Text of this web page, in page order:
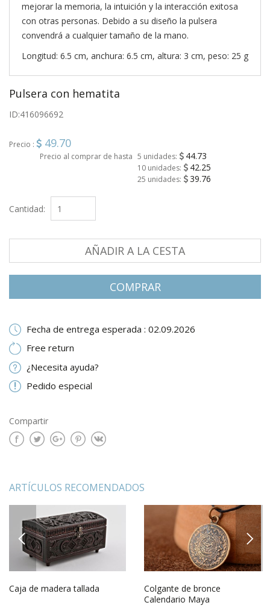
mejorar la memoria, la intuición y la interacción exitosa
con otras personas. Debido a su diseño la pulsera
convendrá a cualquier tamaño de la mano.
Longitud: 6.5 cm, anchura: 6.5 cm, altura: 3 cm, peso: 25 g
Pulsera con hematita
ID:416096692
Precio : 49.70
Precio al comprar de hasta 5 unidades: 44.73
10 unidades: 42.25
25 unidades: 39.76
Cantidad:
AÑADIR A LA CESTA
СOMPRAR
Fecha de entrega esperada : 02.09.2026
Free return
¿Necesita ayuda?
Pedido especial
Compartir
ARTÍCULOS RECOMENDADOS
PREVIOUS
Caja de madera tallada
Colgante de bronce
Calendario Maya
NEXT